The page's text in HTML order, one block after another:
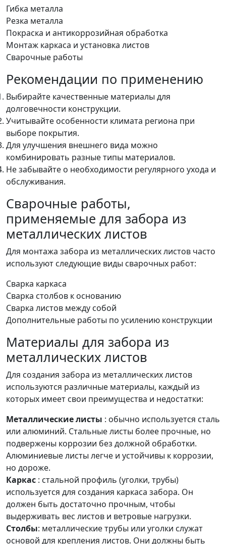
Гибка металла
Резка металла
Покраска и антикоррозийная обработка
Монтаж каркаса и установка листов
Сварочные работы
Рекомендации по применению
Выбирайте качественные материалы для
долговечности конструкции.
Учитывайте особенности климата региона при
выборе покрытия.
Для улучшения внешнего вида можно
комбинировать разные типы материалов.
Не забывайте о необходимости регулярного ухода и
обслуживания.
Сварочные работы,
применяемые для забора из
металлических листов
Для монтажа забора из металлических листов часто
используют следующие виды сварочных работ:
Сварка каркаса
Сварка столбов к основанию
Сварка листов между собой
Дополнительные работы по усилению конструкции
Материалы для забора из
металлических листов
Для создания забора из металлических листов
используются различные материалы, каждый из
которых имеет свои преимущества и недостатки:
Металлические листы : обычно используется сталь
или алюминий. Стальные листы более прочные, но
подвержены коррозии без должной обработки.
Алюминиевые листы легче и устойчивы к коррозии,
но дороже.
Каркас : стальной профиль (уголки, трубы)
используется для создания каркаса забора. Он
должен быть достаточно прочным, чтобы
выдерживать вес листов и ветровые нагрузки.
Столбы: металлические трубы или уголки служат
основой для крепления листов. Они должны быть